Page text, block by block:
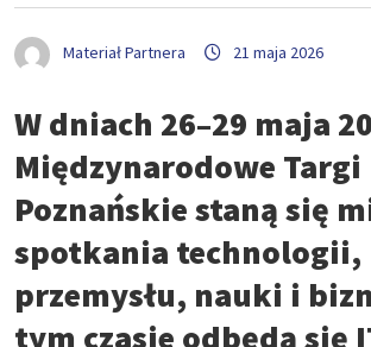
Materiał Partnera 21 maja 2026
W dniach 26–29 maja
Międzynarodowe Targi
Poznańskie staną się
spotkania technologii,
przemysłu, nauki i
tym czasie odbędą się